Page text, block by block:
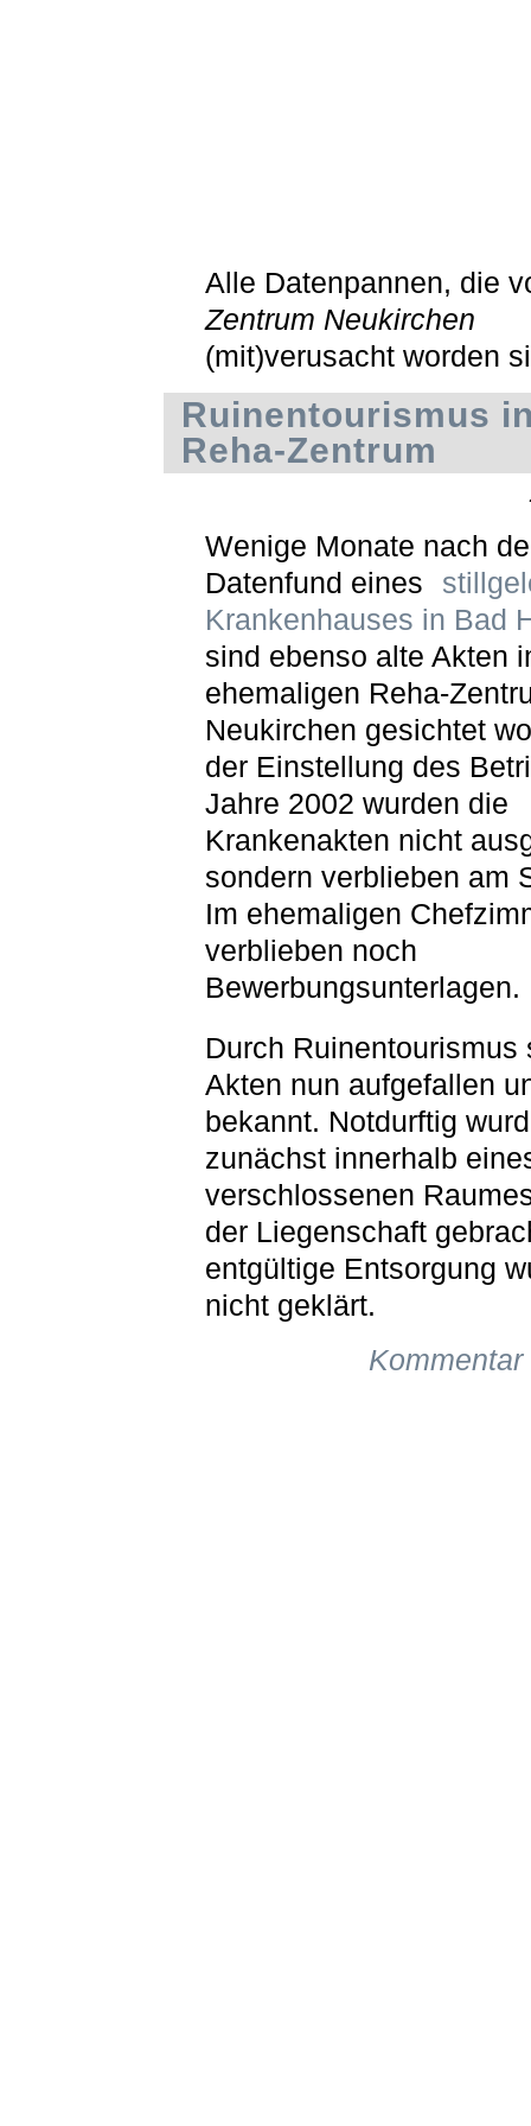
Alle Datenpannen, die
Zentrum Neukirchen
(mit)verusacht worden
Ruinentourismus
Reha-Zentrum
Wenige Monate nach
Datenfund eines
Krankenhauses in Bad
sind ebenso alte Akten
ehemaligen Reha-
Neukirchen gesichtet
der Einstellung des
Jahre 2002 wurden die
Krankenakten nicht
sondern verblieben am
Im ehemaligen
verblieben noch
Bewerbungsunterlagen.
Durch Ruinentourismus
Akten nun aufgefallen
bekannt. Notdurftig
zunächst innerhalb
verschlossenen
der Liegenschaft
entgültige Entsorgung
nicht geklärt.